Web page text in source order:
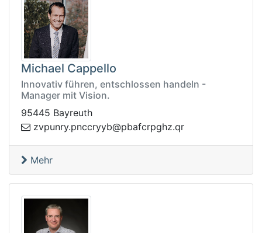
Michael Cappello
Innovativ führen, entschlossen handeln -
Manager mit Vision.
95445 Bayreuth
rq.zhgprcfabp@byyrccn
p.yrnupvz
Mehr